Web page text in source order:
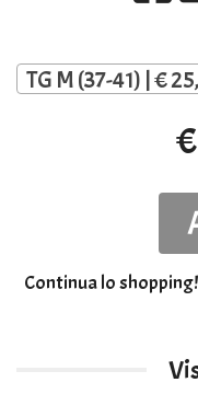
TG M (37-41) | €
€
Continua lo shopping!